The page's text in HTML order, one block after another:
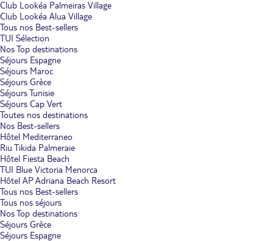
Club Lookéa Palmeiras Village
Club Lookéa Alua Village
Tous nos Best-sellers
TUI Sélection
Nos Top destinations
Séjours Espagne
Séjours Maroc
Séjours Grèce
Séjours Tunisie
Séjours Cap Vert
Toutes nos destinations
Nos Best-sellers
Hôtel Mediterraneo
Riu Tikida Palmeraie
Hôtel Fiesta Beach
TUI Blue Victoria Menorca
Hôtel AP Adriana Beach Resort
Tous nos Best-sellers
Tous nos séjours
Nos Top destinations
Séjours Grèce
Séjours Espagne